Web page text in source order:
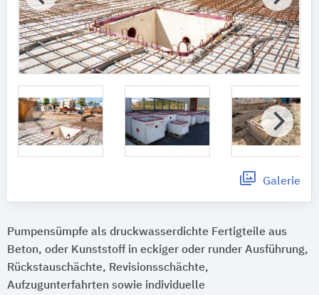
Galerie
Pumpensümpfe als druckwasserdichte Fertigteile aus
Beton, oder Kunststoff in eckiger oder runder Ausführung,
Rückstauschächte, Revisionsschächte,
Aufzugunterfahrten sowie individuelle